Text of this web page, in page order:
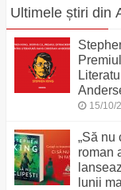
Ultimele știri din
15/10/
„Să nu
roman
lunii